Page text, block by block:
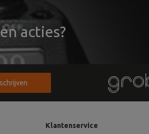
acties?
Klantenservice